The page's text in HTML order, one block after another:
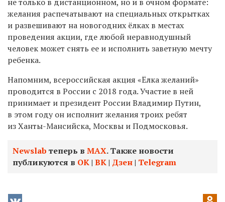
желания распечатывают на специальных открытках
и развешивают на новогодних ёлках в местах
проведения акции, где любой неравнодушный
человек может снять ее и исполнить заветную мечту
ребенка.
Напомним, всероссийская акция «Ёлка желаний»
проводится в России с 2018 года. Участие в ней
принимает и президент России Владимир Путин,
в этом году он исполнит желания троих ребят
из Ханты-Мансийска, Москвы и Подмосковья.
Newslab теперь в МАХ. Также новости
публикуются в ОК| ВК| Дзен| Telegram